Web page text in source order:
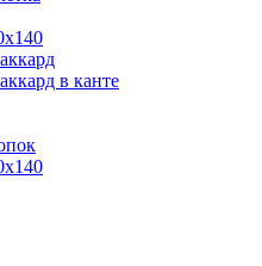
в канте